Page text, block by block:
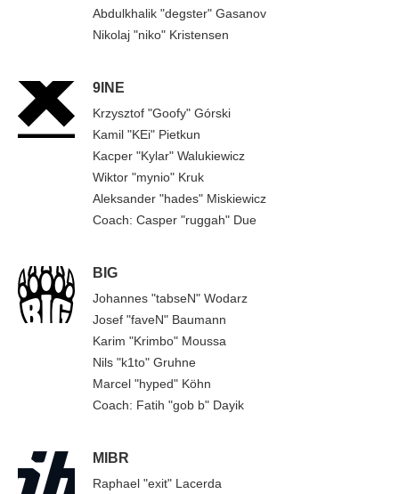
Abdulkhalik "degster" Gasanov
Nikolaj "niko" Kristensen
9INE
Krzysztof "Goofy" Górski
Kamil "KEi" Pietkun
Kacper "Kylar" Walukiewicz
Wiktor "mynio" Kruk
Aleksander "hades" Miskiewicz
Coach: Casper "ruggah" Due
BIG
Johannes "tabseN" Wodarz
Josef "faveN" Baumann
Karim "Krimbo" Moussa
Nils "k1to" Gruhne
Marcel "hyped" Köhn
Coach: Fatih "gob b" Dayik
MIBR
Raphael "exit" Lacerda